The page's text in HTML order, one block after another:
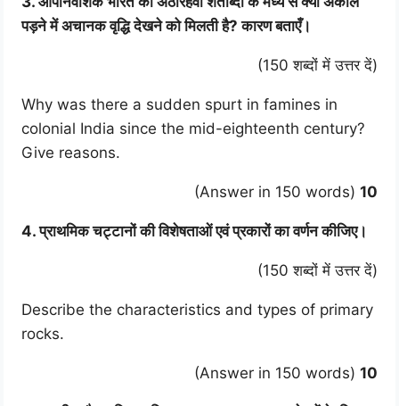
पड़ने में अचानक वृद्धि देखने को मिलती है? कारण बताएँ।
(150 शब्दों में उत्तर दें)
Why was there a sudden spurt in famines in
colonial India since the mid-eighteenth century?
Give reasons.
(Answer in 150 words) 10
4. प्राथमिक चट्टानों की विशेषताओं एवं प्रकारों का वर्णन कीजिए।
(150 शब्दों में उत्तर दें)
Describe the characteristics and types of primary
rocks.
(Answer in 150 words) 10